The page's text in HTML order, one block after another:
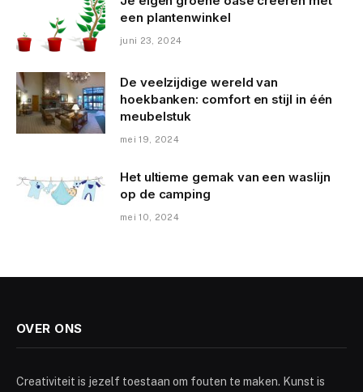
een plantenwinkel
juni 23, 2024
De veelzijdige wereld van
hoekbanken: comfort en stijl in één
meubelstuk
mei 19, 2024
Het ultieme gemak van een waslijn
op de camping
mei 10, 2024
OVER ONS
Creativiteit is jezelf toestaan om fouten te maken. Kunst is